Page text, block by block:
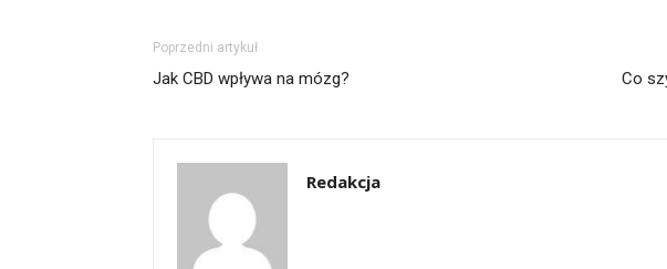
Poprzedni artykuł
Jak CBD wpływa na mózg? Co
Redakcja